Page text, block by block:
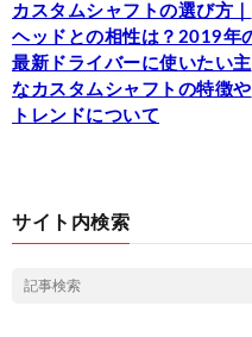
カスタムシャフトの選び方｜
ヘッドとの相性は？2019年
最新ドライバーに使いたい主
なカスタムシャフトの特徴や
トレンドについて
サイト内検索